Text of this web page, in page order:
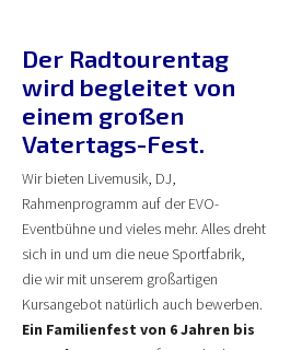
Der Radtourentag
wird begleitet von
einem großen
Vatertags-Fest.
Wir bieten Livemusik, DJ,
Rahmenprogramm auf der EVO-
Eventbühne und vieles mehr. Alles dreht
sich in und um die neue Sportfabrik,
die wir mit unserem großartigen
Kursangebot natürlich auch bewerben.
Ein Familienfest von 6 Jahren bis